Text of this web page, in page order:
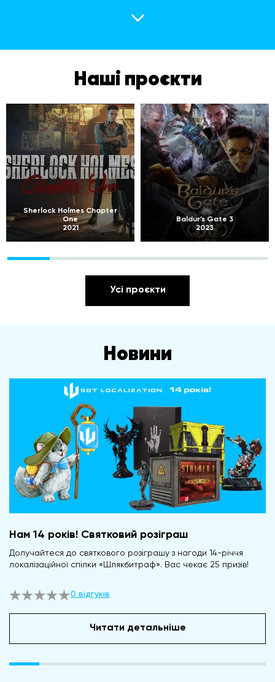
Наші проєкти
Sherlock Holmes Chapter
One
2021
Baldur’s Gate 3
2023
Усі проєкти
Новини
Нам 14 років! Святковий розіграш
Долучайтеся до святкового розіграшу з нагоди 14-річчя
локалізаційної спілки «Шлякбитраф». Вас чекає 25 призів!
0 відгуків
Читати детальніше